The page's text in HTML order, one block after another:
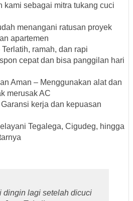
kami sebagai mitra tukang cuci
menangani ratusan proyek
apartemen
Terlatih, ramah, dan rapi
cepat dan bisa panggilan hari
Aman – Menggunakan alat dan
merusak AC
kerja dan kepuasan
Tegalega, Cigudeg, hingga
dingin lagi setelah dicuci